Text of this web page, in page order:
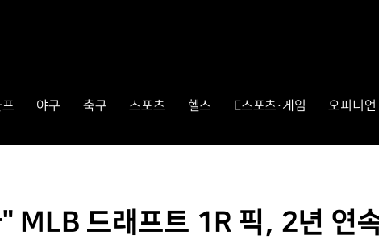
야구 축구 스포츠 헬스 E스포츠·게임 오피니언
MLB 드래프트 1R 픽, 2년 연